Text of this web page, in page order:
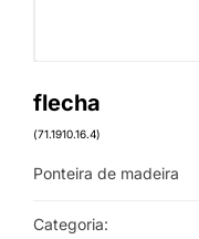
flecha
(71.1910.16.4)
Ponteira de madeira
Categoria: